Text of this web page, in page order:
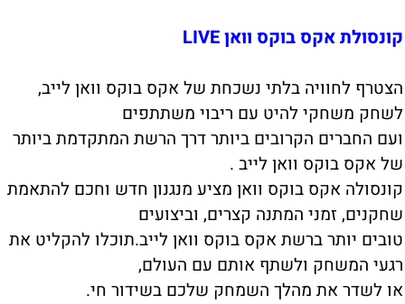
קונסולת אקס בוקס וואן LIVE
הצטרף לחוויה בלתי נשכחת של אקס בוקס וואן לייב,
לשחק משחקי להיט עם ריבוי משתתפים
ועם החברים הקרובים ביותר דרך הרשת המתקדמת ביותר
של אקס בוקס וואן לייב .
קונסולה אקס בוקס וואן מציע מנגנון חדש וחכם להתאמת
שחקנים, זמני המתנה קצרים, וביצועים
טובים יותר ברשת אקס בוקס וואן לייב.תוכלו להקליט את
רגעי המשחק ולשתף אותם עם העולם,
או לשדר את מהלך השמחק שלכם בשידור חי.